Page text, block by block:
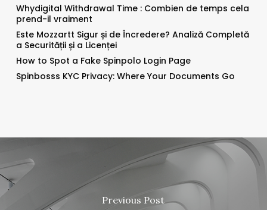
Whydigital Withdrawal Time : Combien de temps cela
prend-il vraiment
Este Mozzartt Sigur și de Încredere? Analiză Completă
a Securității și a Licenței
How to Spot a Fake Spinpolo Login Page
Spinbosss KYC Privacy: Where Your Documents Go
Previous Post